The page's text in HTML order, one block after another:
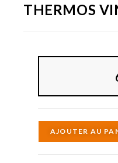
THERMOS
AJOUTER AU